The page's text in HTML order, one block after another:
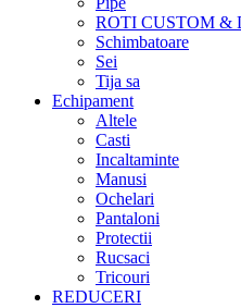
ROTI CUSTOM &
Schimbatoare
Sei
Tija sa
Echipament
Altele
Casti
Incaltaminte
Manusi
Ochelari
Pantaloni
Protectii
Rucsaci
Tricouri
REDUCERI